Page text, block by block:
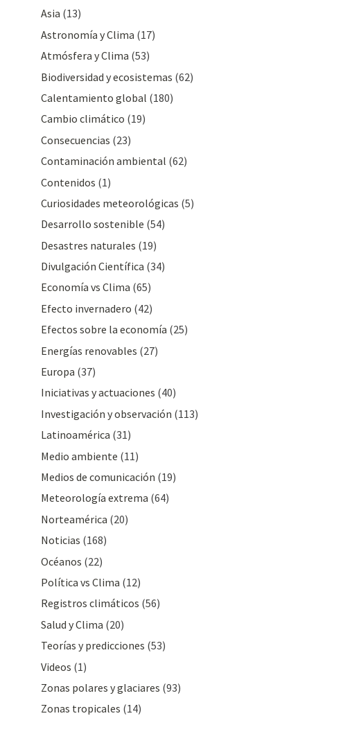
Asia (13)
Astronomía y Clima (17)
Atmósfera y Clima (53)
Biodiversidad y ecosistemas (62)
Calentamiento global (180)
Cambio climático (19)
Consecuencias (23)
Contaminación ambiental (62)
Contenidos (1)
Curiosidades meteorológicas (5)
Desarrollo sostenible (54)
Desastres naturales (19)
Divulgación Cientí­fica (34)
Economía vs Clima (65)
Efecto invernadero (42)
Efectos sobre la economía (25)
Energías renovables (27)
Europa (37)
Iniciativas y actuaciones (40)
Investigación y observación (113)
Latinoamérica (31)
Medio ambiente (11)
Medios de comunicación (19)
Meteorologí­a extrema (64)
Norteamérica (20)
Noticias (168)
Océanos (22)
Polí­tica vs Clima (12)
Registros climáticos (56)
Salud y Clima (20)
Teorías y predicciones (53)
Videos (1)
Zonas polares y glaciares (93)
Zonas tropicales (14)